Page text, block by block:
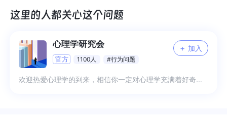
时还没成家，而且他是木工，下雨天休息的时候，
己的女儿，不管我哭得多伤心，家人都不解释，也
不安抚，甚至会觉得我不懂事，毕竟我更大了，妹
妹更小，我可以不必再被抱着，而且他是叔叔，也
成家，而且他是木工，下雨天休息的时候，他就会
女儿，不管我哭得多伤心，家人都不解释，也不安
抚，甚至会觉得我不懂事，毕竟我更大了，妹妹更
小，我可以不必再被抱着，而且他是叔叔，也不是
心理学研究会
官方 1100人 #行为问题
+ 加入
欢迎热爱心理学的到来，相信你一定对心理学充满着好奇，一起用专业知识来分享未知吧 1、日常分享专业知识解读 2、日常困扰互帮互助 3、专业交流与答疑 4、更多希望你来补充